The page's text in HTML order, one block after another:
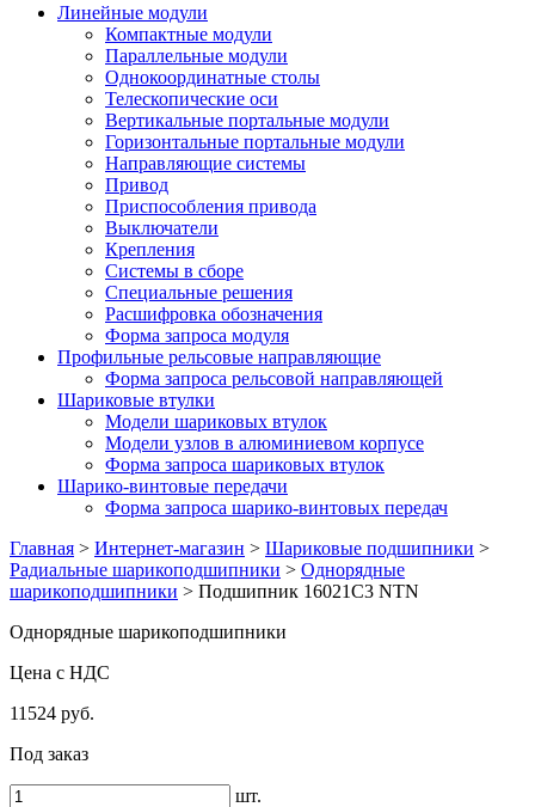
Линейные модули
Компактные модули
Параллельные модули
Однокоординатные столы
Телескопические оси
Вертикальные портальные модули
Горизонтальные портальные модули
Направляющие системы
Привод
Приспособления привода
Выключатели
Крепления
Системы в сборе
Специальные решения
Расшифровка обозначения
Форма запроса модуля
Профильные рельсовые направляющие
Форма запроса рельсовой направляющей
Шариковые втулки
Модели шариковых втулок
Модели узлов в алюминиевом корпусе
Форма запроса шариковых втулок
Шарико-винтовые передачи
Форма запроса шарико-винтовых передач
Главная > Интернет-магазин > Шариковые подшипники >
Радиальные шарикоподшипники > Однорядные
шарикоподшипники > Подшипник 16021C3 NTN
Однорядные шарикоподшипники
Цена с НДС
11524 руб.
Под заказ
шт.